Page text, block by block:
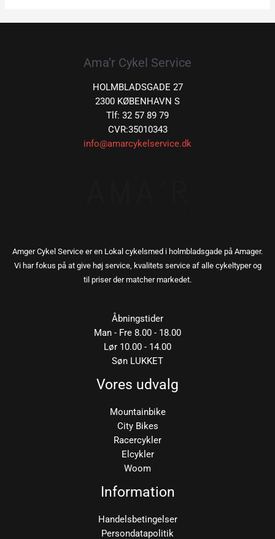
Ama’r Cykel Service
HOLMBLADSGADE 27
2300 KØBENHAVN S
Tlf: 32 57 89 79
CVR:35010343
info@amarcykelservice.dk
Amger Cykel Service er en Lokal cykelsmed i holmbladsgade på Amager.
Vi har fokus på at give høj service, kvalitets service af alle cykeltyper og
til priser der matcher markedet.
Åbningstider
Man - Fre 8.00 - 18.00
Lør 10.00 - 14.00
Søn LUKKET
Vores udvalg
Mountainbike
City Bikes
Racercykler
Elcykler
Woom
Information
Handelsbetingelser
Persondatapolitik